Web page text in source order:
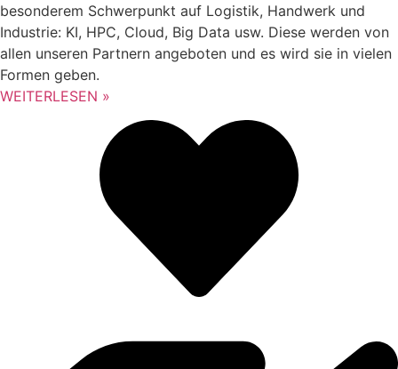
besonderem Schwerpunkt auf Logistik, Handwerk und
Industrie: KI, HPC, Cloud, Big Data usw. Diese werden von
allen unseren Partnern angeboten und es wird sie in vielen
Formen geben.
WEITERLESEN »